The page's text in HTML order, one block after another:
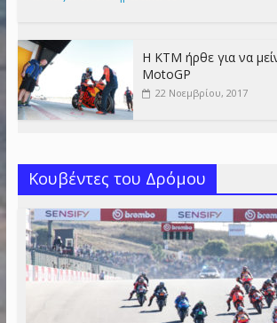
Η KTM ήρθε για να
MotoGP
22 Νοεμβρίου, 2017
Κουβέντες του Δρόμου